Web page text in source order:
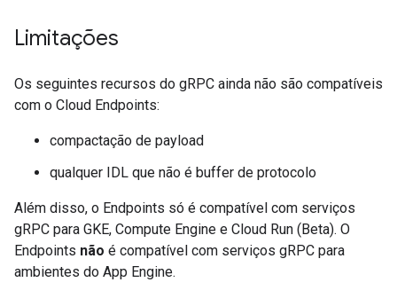
Limitações
Os seguintes recursos do gRPC ainda não são compatíveis
com o Cloud Endpoints:
compactação de payload
qualquer IDL que não é buffer de protocolo
Além disso, o Endpoints só é compatível com serviços
gRPC para GKE, Compute Engine e Cloud Run (Beta). O
Endpoints não é compatível com serviços gRPC para
ambientes do App Engine.